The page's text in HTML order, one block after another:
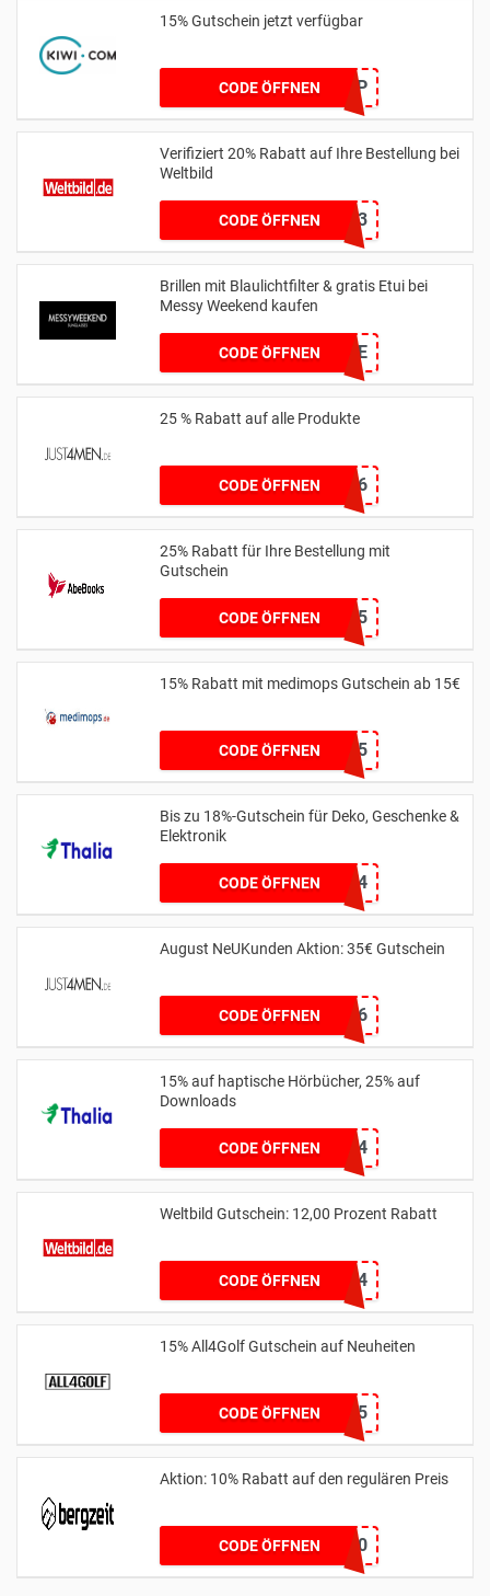
15% Gutschein jetzt verfügbar
CODE ÖFFNEN
15KIWIHONEYTRIP
Verifiziert 20% Rabatt auf Ihre Bestellung bei
Weltbild
CODE ÖFFNEN20HASE23
Brillen mit Blaulichtfilter & gratis Etui bei
Messy Weekend kaufen
CODE ÖFFNENFREECASE
25 % Rabatt auf alle Produkte
CODE ÖFFNEN
FMEXR8W2H5R6
25% Rabatt für Ihre Bestellung mit
Gutschein
CODE ÖFFNENSAVE25
15% Rabatt mit medimops Gutschein ab 15€
CODE ÖFFNENSale15
Bis zu 18%-Gutschein für Deko, Geschenke &
Elektronik
CODE ÖFFNEN
MUTTERTAG24
August NeUKunden Aktion: 35€ Gutschein
CODE ÖFFNEN
AWH6G5L4T5Q6
15% auf haptische Hörbücher, 25% auf
Downloads
CODE ÖFFNEN
HOERBUCHSALE24
Weltbild Gutschein: 12,00 Prozent Rabatt
CODE ÖFFNEN12EXTRA24
15% All4Golf Gutschein auf Neuheiten
CODE ÖFFNENNEW15
Aktion: 10% Rabatt auf den regulären Preis
CODE ÖFFNENHATS10